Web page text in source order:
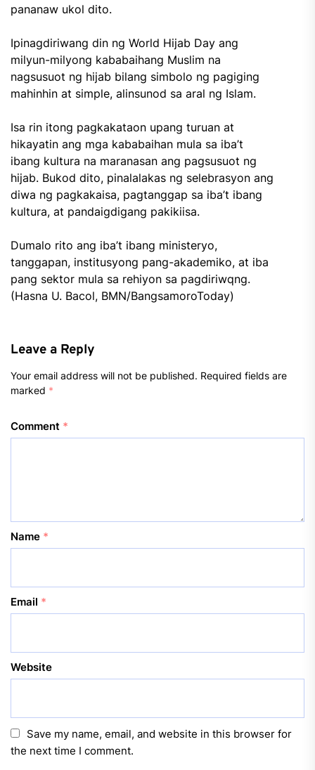
pananaw ukol dito.
Ipinagdiriwang din ng World Hijab Day ang
milyun-milyong kababaihang Muslim na
nagsusuot ng hijab bilang simbolo ng pagiging
mahinhin at simple, alinsunod sa aral ng Islam.
Isa rin itong pagkakataon upang turuan at
hikayatin ang mga kababaihan mula sa iba’t
ibang kultura na maranasan ang pagsusuot ng
hijab. Bukod dito, pinalalakas ng selebrasyon ang
diwa ng pagkakaisa, pagtanggap sa iba’t ibang
kultura, at pandaigdigang pakikiisa.
Dumalo rito ang iba’t ibang ministeryo,
tanggapan, institusyong pang-akademiko, at iba
pang sektor mula sa rehiyon sa pagdiriwqng.
(Hasna U. Bacol, BMN/BangsamoroToday)
Leave a Reply
Your email address will not be published. Required fields are
marked *
Comment *
Name *
Email *
Website
Save my name, email, and website in this browser for
the next time I comment.